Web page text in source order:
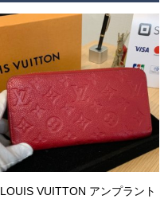
LOUIS VUITTON アンプラント